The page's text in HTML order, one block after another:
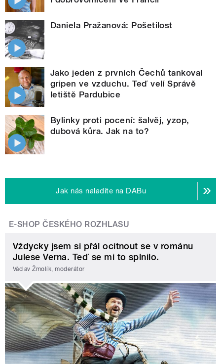
Daniela Pražanová: Pošetilost
Jako jeden z prvních Čechů tankoval
gripen ve vzduchu. Teď velí Správě
letiště Pardubice
Bylinky proti pocení: šalvěj, yzop,
dubová kůra. Jak na to?
Jak nás naladíte na DABu
E-SHOP ČESKÉHO ROZHLASU
Vždycky jsem si přál ocitnout se v románu
Julese Verna. Teď se mi to splnilo.
Václav Žmolík, moderátor